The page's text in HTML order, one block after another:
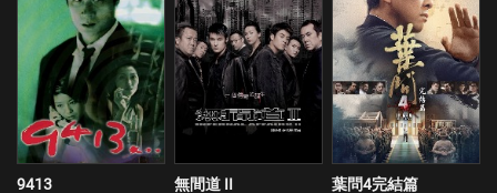
9413 無間道 II 葉問4完結篇